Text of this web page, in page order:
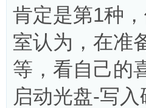
肯定是第1种
室认为，在准
等，看自己的
启动光盘-写